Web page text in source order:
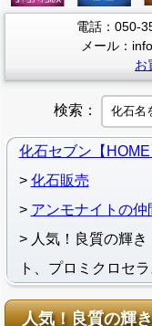
電話：050-
メール：
お
検索：
化石セブン【HOME
化石販売
アンモナイトの仲
人気！良質の輝
ト、プロミクロセラ
人気！良質の輝